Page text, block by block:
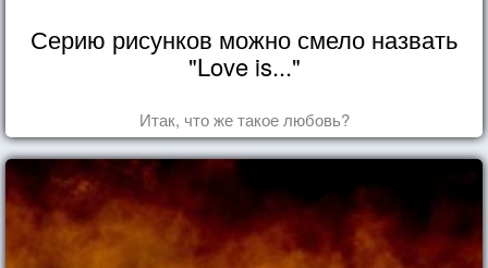
Серию рисунков можно смело назвать
"Love is..."
Итак, что же такое любовь?